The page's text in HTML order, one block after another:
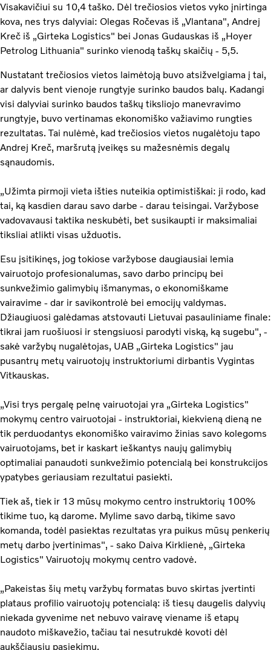
Visakavičiui su 10,4 taško. Dėl trečiosios vietos vyko įnirtinga
kova, nes trys dalyviai: Olegas Ročevas iš „Vlantana", Andrej
Kreč iš „Girteka Logistics" bei Jonas Gudauskas iš „Hoyer
Petrolog Lithuania" surinko vienodą taškų skaičių - 5,5.
Nustatant trečiosios vietos laimėtoją buvo atsižvelgiama į tai,
ar dalyvis bent vienoje rungtyje surinko baudos balų. Kadangi
visi dalyviai surinko baudos taškų tiksliojo manevravimo
rungtyje, buvo vertinamas ekonomiško važiavimo rungties
rezultatas. Tai nulėmė, kad trečiosios vietos nugalėtoju tapo
Andrej Kreč, maršrutą įveikęs su mažesnėmis degalų
sąnaudomis.
„Užimta pirmoji vieta išties nuteikia optimistiškai: ji rodo, kad
tai, ką kasdien darau savo darbe - darau teisingai. Varžybose
vadovavausi taktika neskubėti, bet susikaupti ir maksimaliai
tiksliai atlikti visas užduotis.
Esu įsitikinęs, jog tokiose varžybose daugiausiai lemia
vairuotojo profesionalumas, savo darbo principų bei
sunkvežimio galimybių išmanymas, o ekonomiškame
vairavime - dar ir savikontrolė bei emocijų valdymas.
Džiaugiuosi galėdamas atstovauti Lietuvai pasauliniame finale:
tikrai jam ruošiuosi ir stengsiuosi parodyti viską, ką sugebu", -
sakė varžybų nugalėtojas, UAB „Girteka Logistics" jau
pusantrų metų vairuotojų instruktoriumi dirbantis Vygintas
Vitkauskas.
„Visi trys pergalę pelnę vairuotojai yra „Girteka Logistics"
mokymų centro vairuotojai - instruktoriai, kiekvieną dieną ne
tik perduodantys ekonomiško vairavimo žinias savo kolegoms
vairuotojams, bet ir kaskart ieškantys naujų galimybių
optimaliai panaudoti sunkvežimio potencialą bei konstrukcijos
ypatybes geriausiam rezultatui pasiekti.
Tiek aš, tiek ir 13 mūsų mokymo centro instruktorių 100%
tikime tuo, ką darome. Mylime savo darbą, tikime savo
komanda, todėl pasiektas rezultatas yra puikus mūsų penkerių
metų darbo įvertinimas", - sako Daiva Kirklienė, „Girteka
Logistics" Vairuotojų mokymų centro vadovė.
„Pakeistas šių metų varžybų formatas buvo skirtas įvertinti
plataus profilio vairuotojų potencialą: iš tiesų daugelis dalyvių
niekada gyvenime net nebuvo vairavę viename iš etapų
naudoto miškavežio, tačiau tai nesutrukdė kovoti dėl
aukščiausių pasiekimų.